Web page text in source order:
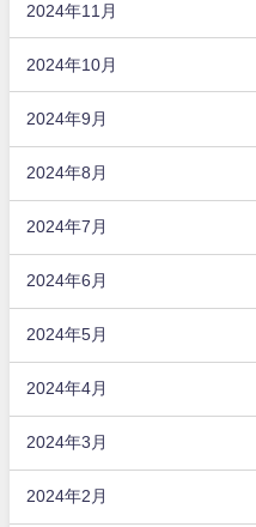
2024年11月
2024年10月
2024年9月
2024年8月
2024年7月
2024年6月
2024年5月
2024年4月
2024年3月
2024年2月